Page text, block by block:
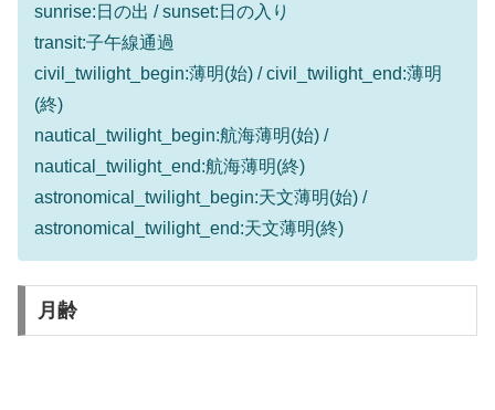
sunrise:日の出 / sunset:日の入り
transit:子午線通過
civil_twilight_begin:薄明(始) / civil_twilight_end:薄明
(終)
nautical_twilight_begin:航海薄明(始) /
nautical_twilight_end:航海薄明(終)
astronomical_twilight_begin:天文薄明(始) /
astronomical_twilight_end:天文薄明(終)
月齢